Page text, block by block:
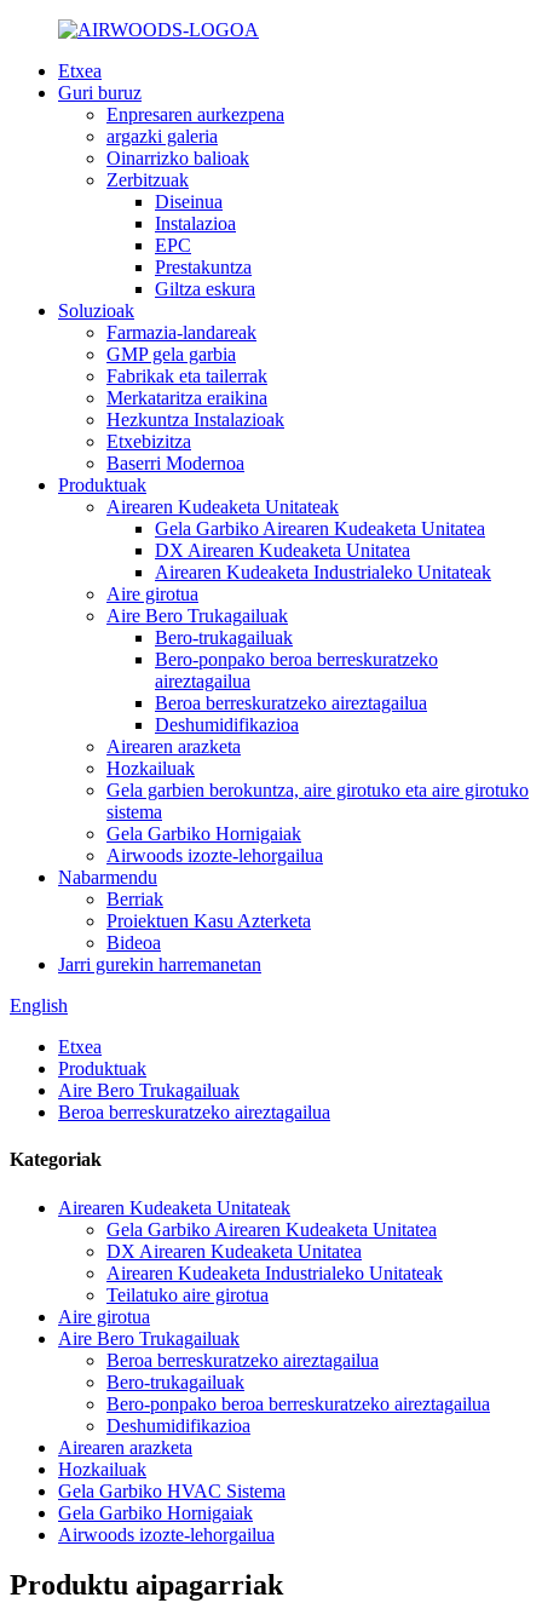
Etxea
Guri buruz
Enpresaren aurkezpena
argazki galeria
Oinarrizko balioak
Zerbitzuak
Diseinua
Instalazioa
EPC
Prestakuntza
Giltza eskura
Soluzioak
Farmazia-landareak
GMP gela garbia
Fabrikak eta tailerrak
Merkataritza eraikina
Hezkuntza Instalazioak
Etxebizitza
Baserri Modernoa
Produktuak
Airearen Kudeaketa Unitateak
Gela Garbiko Airearen Kudeaketa Unitatea
DX Airearen Kudeaketa Unitatea
Airearen Kudeaketa Industrialeko Unitateak
Aire girotua
Aire Bero Trukagailuak
Bero-trukagailuak
Bero-ponpako beroa berreskuratzeko
aireztagailua
Beroa berreskuratzeko aireztagailua
Deshumidifikazioa
Airearen arazketa
Hozkailuak
Gela garbien berokuntza, aire girotuko eta aire girotuko
sistema
Gela Garbiko Hornigaiak
Airwoods izozte-lehorgailua
Nabarmendu
Berriak
Proiektuen Kasu Azterketa
Bideoa
Jarri gurekin harremanetan
English
Etxea
Produktuak
Aire Bero Trukagailuak
Beroa berreskuratzeko aireztagailua
Kategoriak
Airearen Kudeaketa Unitateak
Gela Garbiko Airearen Kudeaketa Unitatea
DX Airearen Kudeaketa Unitatea
Airearen Kudeaketa Industrialeko Unitateak
Teilatuko aire girotua
Aire girotua
Aire Bero Trukagailuak
Beroa berreskuratzeko aireztagailua
Bero-trukagailuak
Bero-ponpako beroa berreskuratzeko aireztagailua
Deshumidifikazioa
Airearen arazketa
Hozkailuak
Gela Garbiko HVAC Sistema
Gela Garbiko Hornigaiak
Airwoods izozte-lehorgailua
Produktu aipagarriak